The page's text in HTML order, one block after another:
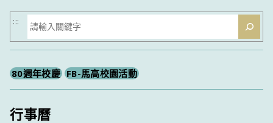
搜
尋
:::
80週年校慶 FB-馬高校園活動
行事曆